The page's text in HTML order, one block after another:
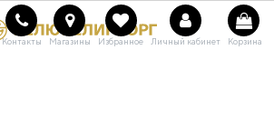
Контакты Магазины Избранное Личный кабинет Корзина